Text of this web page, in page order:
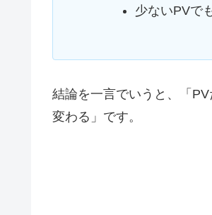
少ないPVで
結論を一言でいうと、「
変わる」です。